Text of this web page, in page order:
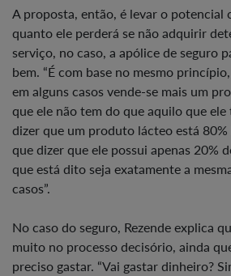
A proposta, então, é levar o potencial
quanto ele perderá se não adquirir
serviço, no caso, a apólice de seguro
bem. “É com base no mesmo
em alguns casos vende-se mais um
que ele não tem do que aquilo que ele
dizer que um produto lácteo está
que dizer que ele possui apenas 20%
que está dito seja exatamente a
casos”.
No caso do seguro, Rezende explica
muito no processo decisório, ainda
preciso gastar. “Vai gastar dinheiro?